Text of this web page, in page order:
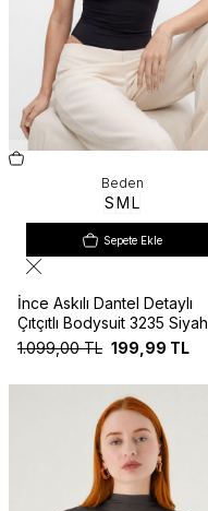
Beden
SML
Sepete Ekle
İnce Askılı Dantel Detaylı
Çıtçıtlı Bodysuit 3235 Siyah
1.099,00TL 199,99 TL